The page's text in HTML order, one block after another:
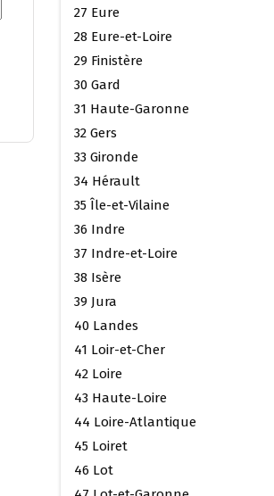
27 Eure
28 Eure-et-Loire
29 Finistère
30 Gard
31 Haute-Garonne
32 Gers
33 Gironde
34 Hérault
35 Île-et-Vilaine
36 Indre
37 Indre-et-Loire
38 Isère
39 Jura
40 Landes
41 Loir-et-Cher
42 Loire
43 Haute-Loire
44 Loire-Atlantique
45 Loiret
46 Lot